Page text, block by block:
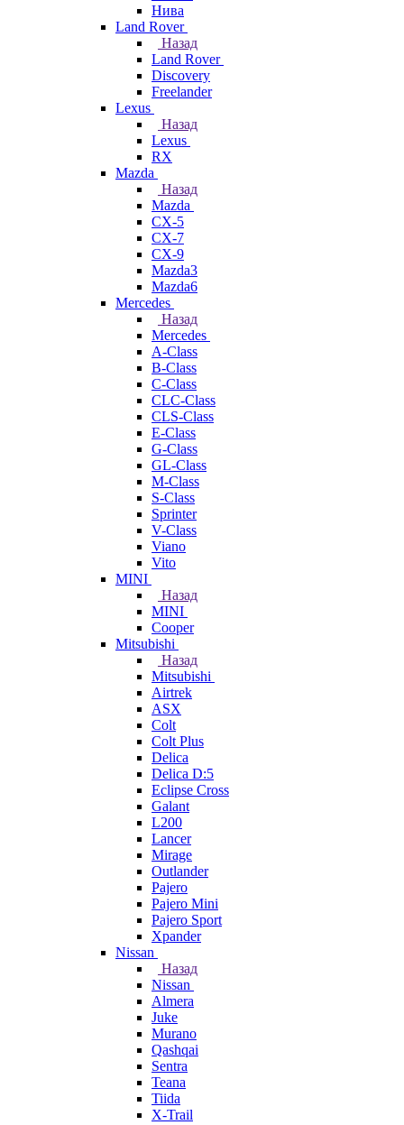
Нива
Land Rover
Назад
Land Rover
Discovery
Freelander
Lexus
Назад
Lexus
RX
Mazda
Назад
Mazda
CX-5
CX-7
CX-9
Mazda3
Mazda6
Mercedes
Назад
Mercedes
A-Class
B-Class
C-Class
CLC-Class
CLS-Class
E-Class
G-Class
GL-Class
M-Class
S-Class
Sprinter
V-Class
Viano
Vito
MINI
Назад
MINI
Cooper
Mitsubishi
Назад
Mitsubishi
Airtrek
ASX
Colt
Colt Plus
Delica
Delica D:5
Eclipse Cross
Galant
L200
Lancer
Mirage
Outlander
Pajero
Pajero Mini
Pajero Sport
Xpander
Nissan
Назад
Nissan
Almera
Juke
Murano
Qashqai
Sentra
Teana
Tiida
X-Trail